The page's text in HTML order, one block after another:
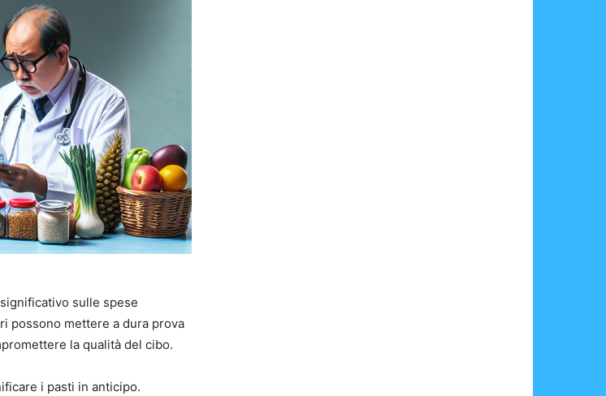
sulle spese
possono mettere a dura prova
la qualità del cibo.
i pasti in anticipo.